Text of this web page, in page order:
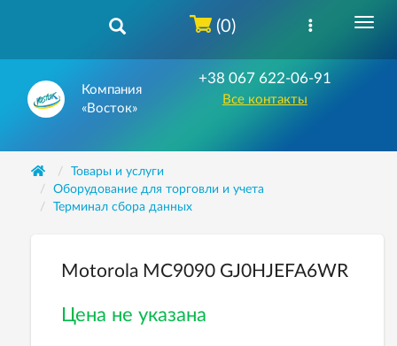
Компания
«Восток»
+38 067 622-06-91
Все контакты
(0)
Товары и услуги
Оборудование для торговли и учета
Терминал сбора данных
Motorola MC9090 GJ0HJEFA6WR
Цена не указана